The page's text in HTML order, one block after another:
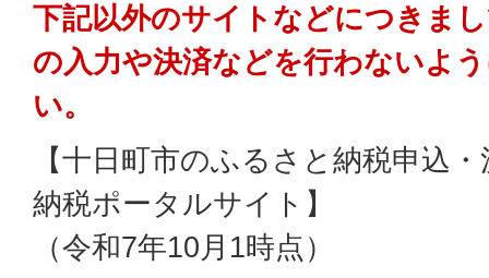
下記以外のサイトなどにつきま
の入力や決済などを行わないよ
い。
【十日町市のふるさと納税申込
納税ポータルサイト】
（令和7年10月1時点）